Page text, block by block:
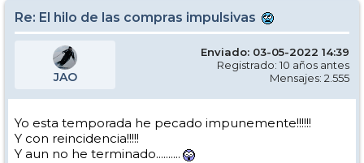
Re: El hilo de las compras impulsivas
JAO
Enviado: 03-05-2022 14:39
Registrado: 10 años antes
Mensajes: 2.555
Yo esta temporada he pecado impunemente!!!!!!
Y con reincidencia!!!!!
Y aun no he terminado..........